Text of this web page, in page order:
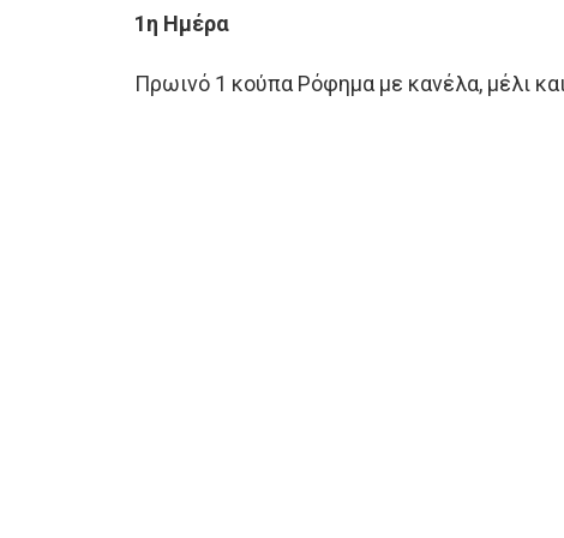
1η Ημέρα
Πρωινό 1 κούπα Ρόφημα με κανέλα, μέλι